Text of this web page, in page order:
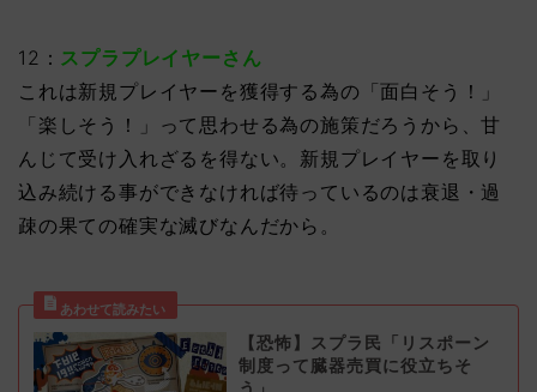
12： スプラプレイヤーさん
これは新規プレイヤーを獲得する為の「面白そう！」
「楽しそう！」って思わせる為の施策だろうから、甘
んじて受け入れざるを得ない。新規プレイヤーを取り
込み続ける事ができなければ待っているのは衰退・過
疎の果ての確実な滅びなんだから。
【恐怖】スプラ民「リスポーン
制度って臓器売買に役立ちそ